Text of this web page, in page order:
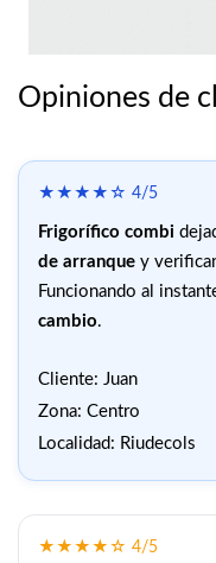
Opiniones de
★★★★☆ 4/5
Frigorífico combi
de arranque y
Funcionando al
cambio.
Cliente: Juan
Zona: Centro
Localidad: Riudecols
★★★★☆ 4/5